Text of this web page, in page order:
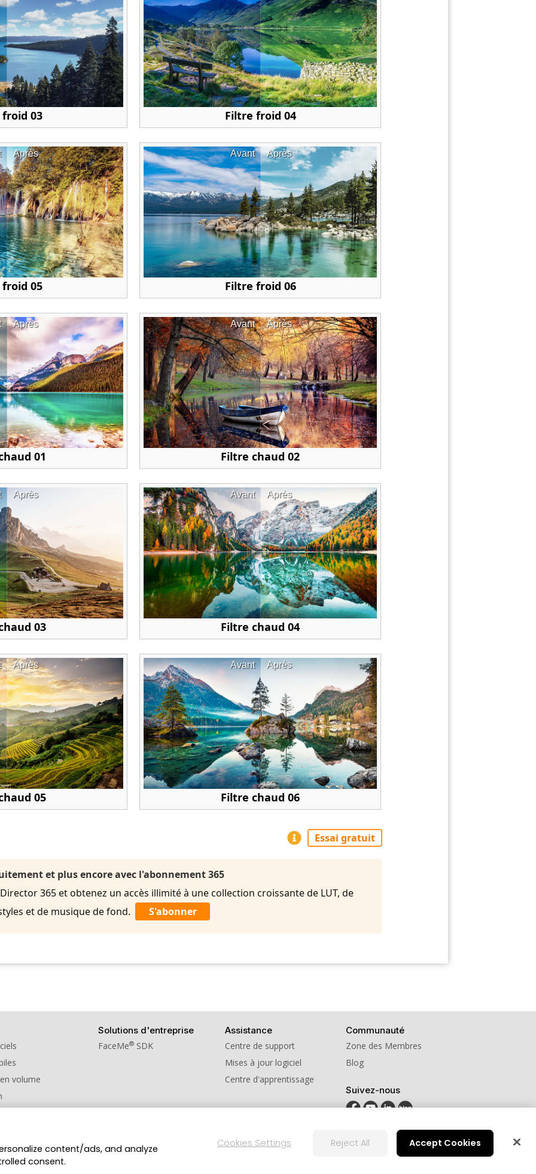
03 Filtre froid 04
Après
05
Après
Avant
Filtre froid 06
Après
01
Après
Avant
Filtre chaud 02
Après
03
Après
Avant
Filtre chaud 04
Après
05
Après
Avant
Filtre chaud 06
Essai gratuit
et plus encore avec l'abonnement 365
365 et obtenez un accès illimité à une collection croissante de LUT, de
et de musique de fond.
S'abonner
volume
Solutions d'entreprise
FaceMe®SDK
Assistance
Centre de support
Mises à jour logiciel
Centre d'apprentissage
Communauté
Zone des Membres
Blog
Suivez-nous
réservés. Politique de confidentialité
content/ads, and analyze
consent.
Cookies Settings Reject All Accept Cookies